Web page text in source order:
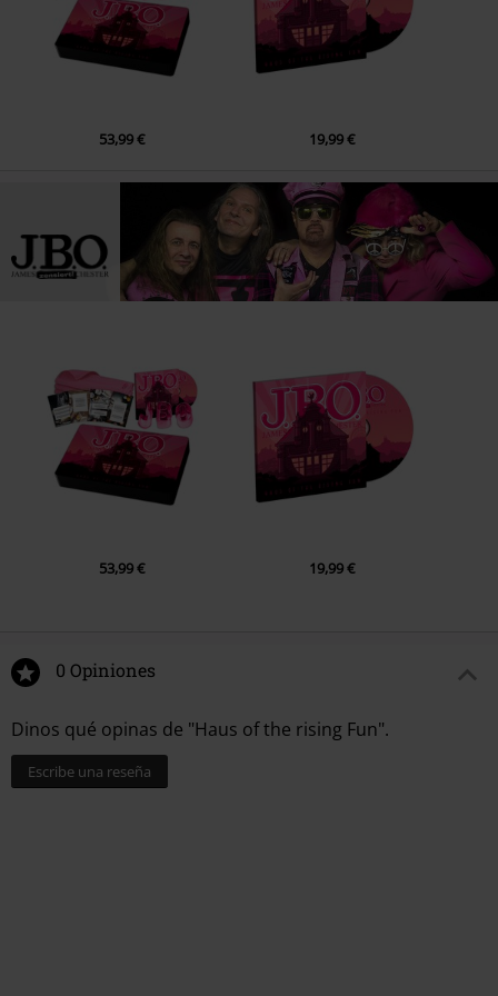
53,99 € 19,99 €
53,99 € 19,99 €
0 Opiniones
Dinos qué opinas de "Haus of the rising Fun".
Escribe una reseña